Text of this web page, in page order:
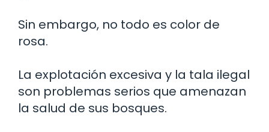
Sin embargo, no todo es color de
rosa.
La explotación excesiva y la tala ilegal
son problemas serios que amenazan
la salud de sus bosques.